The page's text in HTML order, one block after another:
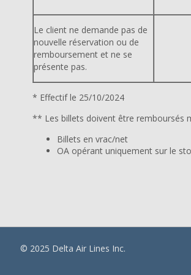
Le client ne demande pas de
nouvelle réservation ou de
remboursement et ne se
présente pas.
* Effectif le 25/10/2024
** Les billets doivent être remboursés
Billets en vrac/net
OA opérant uniquement sur le
© 2025 Delta Air Lines Inc.